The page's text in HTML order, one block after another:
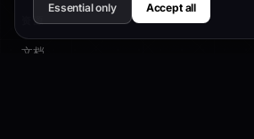
资源
文档
Essential only Accept all